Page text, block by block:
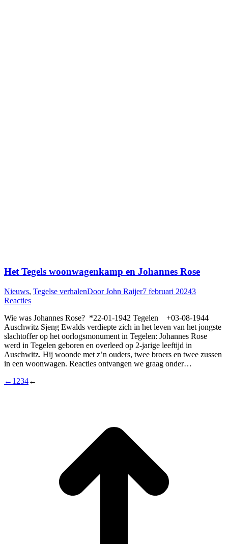
Het Tegels woonwagenkamp en Johannes Rose
Nieuws, Tegelse verhalenDoorJohn Raijer7 februari 20243
Reacties
Wie was Johannes Rose? *22-01-1942 Tegelen +03-08-1944
Auschwitz Sjeng Ewalds verdiepte zich in het leven van het jongste
slachtoffer op het oorlogsmonument in Tegelen: Johannes Rose
werd in Tegelen geboren en overleed op 2-jarige leeftijd in
Auschwitz. Hij woonde met z’n ouders, twee broers en twee zussen
in een woonwagen. Reacties ontvangen we graag onder…
← 1 234←